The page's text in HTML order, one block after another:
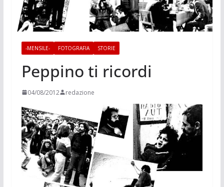
-MENSILE- FOTOGRAFIA STORIE
Peppino ti ricordi
04/08/2012 redazione